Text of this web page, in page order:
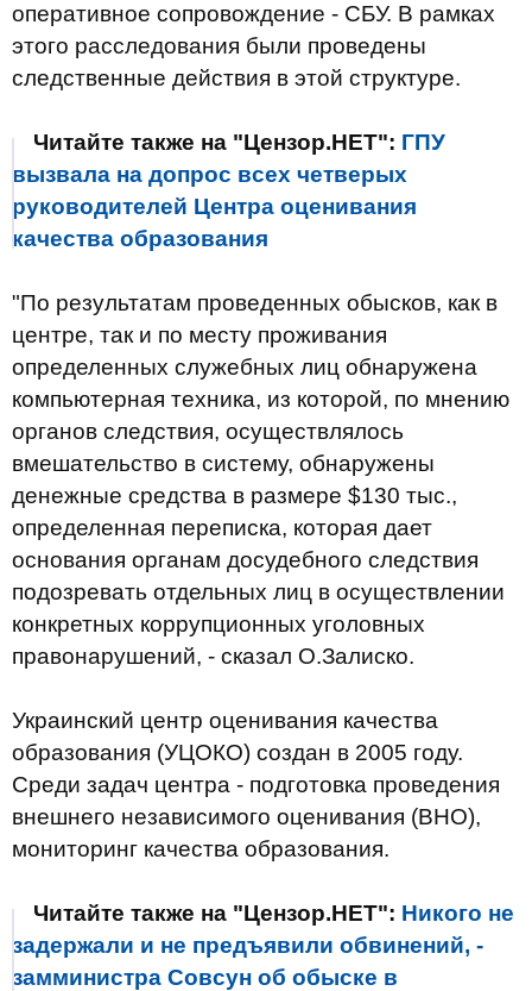
оперативное сопровождение - СБУ. В рамках
этого расследования были проведены
следственные действия в этой структуре.
Читайте также на "Цензор.НЕТ": ГПУ
вызвала на допрос всех четверых
руководителей Центра оценивания
качества образования
"По результатам проведенных обысков, как в
центре, так и по месту проживания
определенных служебных лиц обнаружена
компьютерная техника, из которой, по мнению
органов следствия, осуществлялось
вмешательство в систему, обнаружены
денежные средства в размере $130 тыс.,
определенная переписка, которая дает
основания органам досудебного следствия
подозревать отдельных лиц в осуществлении
конкретных коррупционных уголовных
правонарушений, - сказал О.Залиско.
Украинский центр оценивания качества
образования (УЦОКО) создан в 2005 году.
Среди задач центра - подготовка проведения
внешнего независимого оценивания (ВНО),
мониторинг качества образования.
Читайте также на "Цензор.НЕТ": Никого не
задержали и не предъявили обвинений, -
замминистра Совсун об обыске в